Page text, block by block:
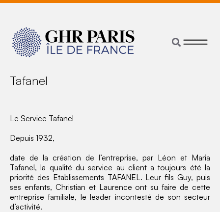
Tafanel
Le Service Tafanel
Depuis 1932,
date de la création de l’entreprise, par Léon et Maria
Tafanel, la qualité du service au client a toujours été la
priorité des Etablissements TAFANEL. Leur fils Guy, puis
ses enfants, Christian et Laurence ont su faire de cette
entreprise familiale, le leader incontesté de son secteur
d’activité.